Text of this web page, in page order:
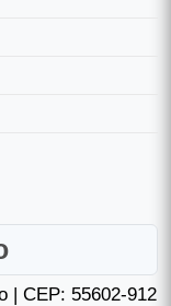
| CEP: 55602-912